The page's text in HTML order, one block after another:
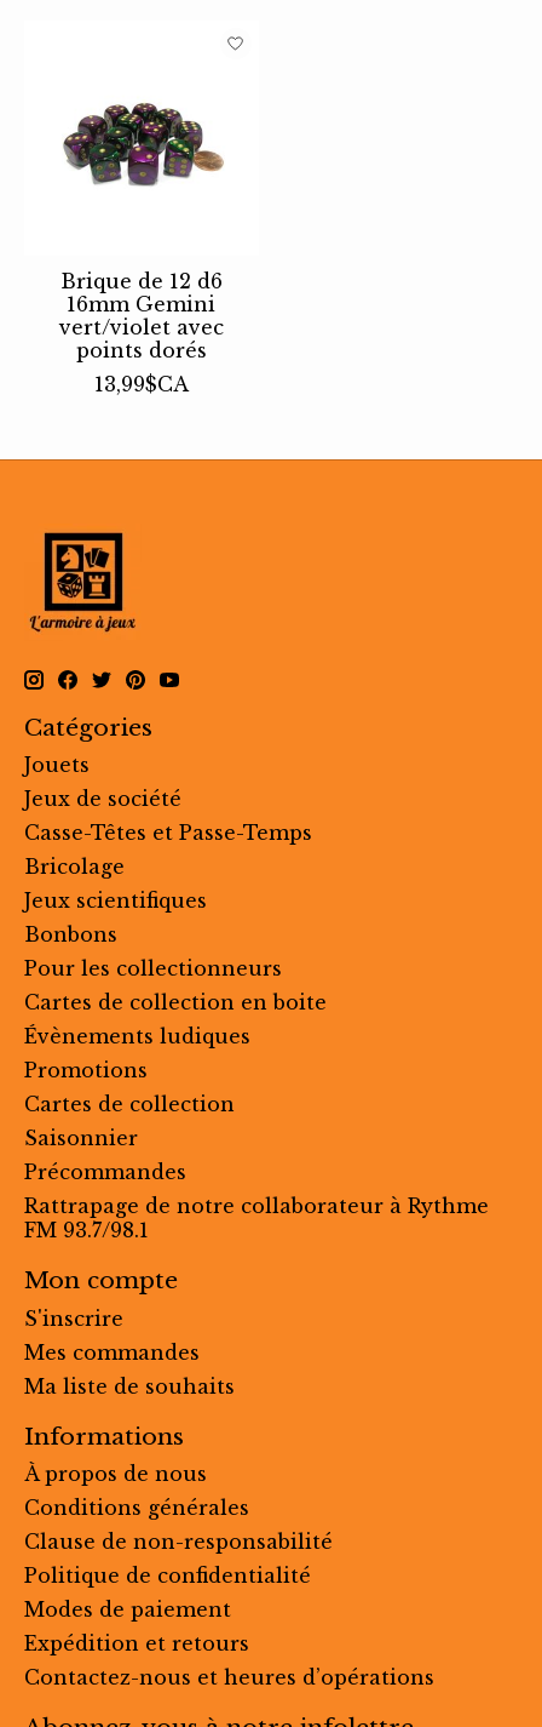
Brique de 12 d6
16mm Gemini
vert/violet avec
points dorés
13,99$CA
Catégories
Jouets
Jeux de société
Casse-Têtes et Passe-Temps
Bricolage
Jeux scientifiques
Bonbons
Pour les collectionneurs
Cartes de collection en boite
Évènements ludiques
Promotions
Cartes de collection
Saisonnier
Précommandes
Rattrapage de notre collaborateur à Rythme
FM 93.7/98.1
Mon compte
S'inscrire
Mes commandes
Ma liste de souhaits
Informations
À propos de nous
Conditions générales
Clause de non-responsabilité
Politique de confidentialité
Modes de paiement
Expédition et retours
Contactez-nous et heures d’opérations